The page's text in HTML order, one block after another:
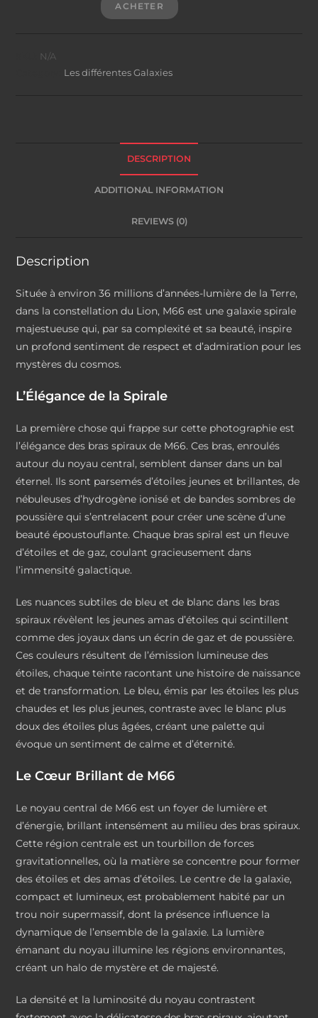
ACHETER
N/A
Les différentes Galaxies
DESCRIPTION
ADDITIONAL INFORMATION
REVIEWS (0)
Description
Située à environ 36 millions d’années-lumière de la Terre,
dans la constellation du Lion, M66 est une galaxie spirale
majestueuse qui, par sa complexité et sa beauté, inspire
un profond sentiment de respect et d’admiration pour les
mystères du cosmos.
L’Élégance de la Spirale
La première chose qui frappe sur cette photographie est
l’élégance des bras spiraux de M66. Ces bras, enroulés
autour du noyau central, semblent danser dans un bal
éternel. Ils sont parsemés d’étoiles jeunes et brillantes, de
nébuleuses d’hydrogène ionisé et de bandes sombres de
poussière qui s’entrelacent pour créer une scène d’une
beauté époustouflante. Chaque bras spiral est un fleuve
d’étoiles et de gaz, coulant gracieusement dans
l’immensité galactique.
Les nuances subtiles de bleu et de blanc dans les bras
spiraux révèlent les jeunes amas d’étoiles qui scintillent
comme des joyaux dans un écrin de gaz et de poussière.
Ces couleurs résultent de l’émission lumineuse des
étoiles, chaque teinte racontant une histoire de naissance
et de transformation. Le bleu, émis par les étoiles les plus
chaudes et les plus jeunes, contraste avec le blanc plus
doux des étoiles plus âgées, créant une palette qui
évoque un sentiment de calme et d’éternité.
Le Cœur Brillant de M66
Le noyau central de M66 est un foyer de lumière et
d’énergie, brillant intensément au milieu des bras spiraux.
Cette région centrale est un tourbillon de forces
gravitationnelles, où la matière se concentre pour former
des étoiles et des amas d’étoiles. Le centre de la galaxie,
compact et lumineux, est probablement habité par un
trou noir supermassif, dont la présence influence la
dynamique de l’ensemble de la galaxie. La lumière
émanant du noyau illumine les régions environnantes,
créant un halo de mystère et de majesté.
La densité et la luminosité du noyau contrastent